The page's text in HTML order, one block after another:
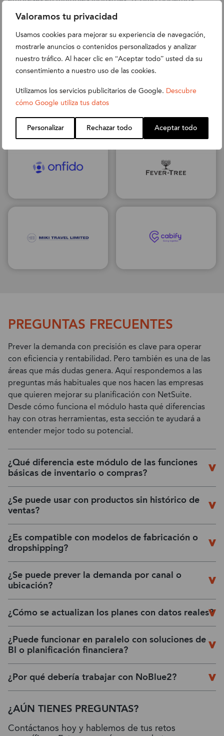
Valoramos tu privacidad
Usamos cookies para mejorar su experiencia de navegación,
mostrarle anuncios o contenidos personalizados y analizar
nuestro tráfico. Al hacer clic en “Aceptar todo” usted da su
consentimiento a nuestro uso de las cookies.
Utilizamos los servicios publicitarios de Google. Descubre
cómo Google utiliza tus datos
Personalizar Rechazar todo Aceptar todo
ayudar a tu negocio con su transformación digital?
Empecemos
PREGUNTAS FRECUENTES
Prever la demanda con precisión es clave para operar
con eficiencia y rentabilidad. Pero también es una de las
áreas que más dudas genera. Aquí respondemos a las
preguntas más habituales que nos hacen las empresas
que quieren mejorar su planificación con NetSuite.
Desde cómo funciona el módulo hasta qué diferencias
hay con otras herramientas, esta sección te ayudará a
entender mejor todo su potencial.
¿Qué diferencia este módulo de las funciones
básicas de inventario o compras?
¿Se puede usar con productos sin histórico de
ventas?
¿Es compatible con modelos de fabricación o
dropshipping?
¿Se puede prever la demanda por canal o
ubicación?
¿Cómo se actualizan los planes con datos reales?
¿Puede funcionar en paralelo con soluciones de
BI o planificación financiera?
¿Por qué debería trabajar con NoBlue2?
¿AÚN TIENES PREGUNTAS?
Contáctanos hoy y hablemos de tus retos